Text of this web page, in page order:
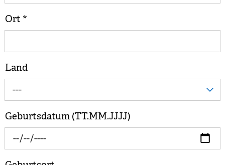
Ort *
Land
---
Geburtsdatum (TT.MM.JJJJ)